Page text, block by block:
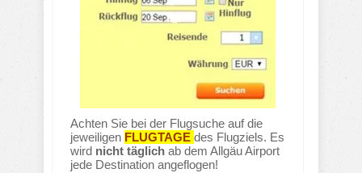
Achten Sie bei der Flugsuche auf die
jeweiligen FLUGTAGE des Flugziels. Es
wird nicht täglich ab dem Allgäu Airport
jede Destination angeflogen!